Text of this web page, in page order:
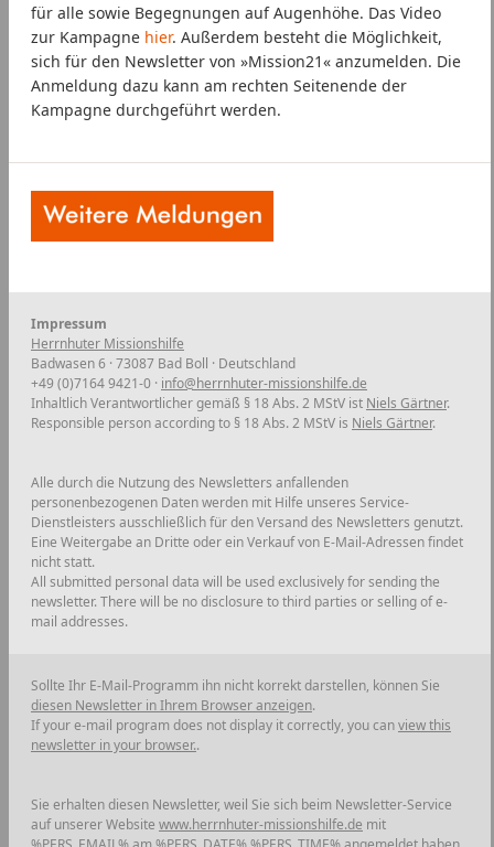
für alle sowie Begegnungen auf Augenhöhe. Das Video
zur Kampagne hier. Außerdem besteht die Möglichkeit,
sich für den Newsletter von »Mission21« anzumelden. Die
Anmeldung dazu kann am rechten Seitenende der
Kampagne durchgeführt werden.
Impressum
Herrnhuter Missionshilfe
Badwasen 6 · 73087 Bad Boll · Deutschland
+49 (0)7164 9421-0 · info@herrnhuter-missionshilfe.de
Inhaltlich Verantwortlicher gemäß § 18 Abs. 2 MStV ist Niels Gärtner.
Responsible person according to § 18 Abs. 2 MStV is Niels Gärtner.
Alle durch die Nutzung des Newsletters anfallenden
personenbezogenen Daten werden mit Hilfe unseres Service-
Dienstleisters ausschließlich für den Versand des Newsletters genutzt.
Eine Weitergabe an Dritte oder ein Verkauf von E-Mail-Adressen findet
nicht statt.
All submitted personal data will be used exclusively for sending the
newsletter. There will be no disclosure to third parties or selling of e-
mail addresses.
Sollte Ihr E-Mail-Programm ihn nicht korrekt darstellen, können Sie
diesen Newsletter in Ihrem Browser anzeigen.
If your e-mail program does not display it correctly, you canview this
newsletter in your browser..
Sie erhalten diesen Newsletter, weil Sie sich beim Newsletter-Service
auf unserer Website www.herrnhuter-missionshilfe.de mit